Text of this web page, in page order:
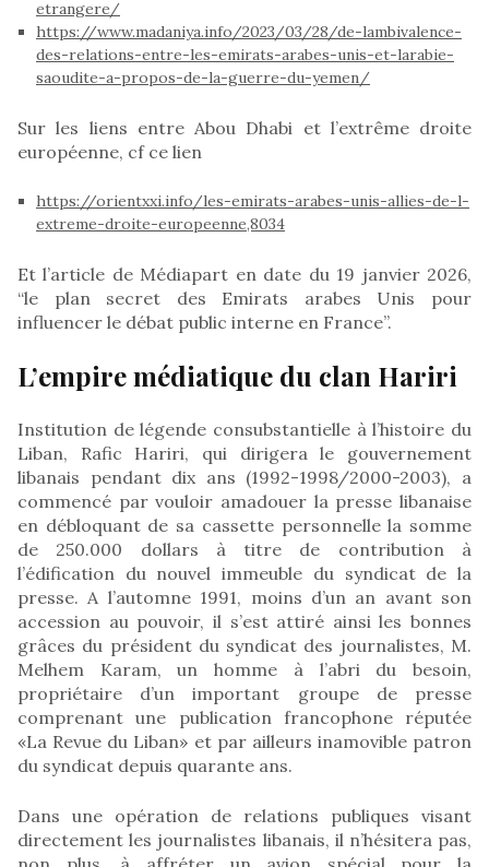
etrangere/
https://www.madaniya.info/2023/03/28/de-lambivalence-
des-relations-entre-les-emirats-arabes-unis-et-larabie-
saoudite-a-propos-de-la-guerre-du-yemen/
Sur les liens entre Abou Dhabi et l’extrême droite
européenne, cf ce lien
https://orientxxi.info/les-emirats-arabes-unis-allies-de-l-
extreme-droite-europeenne,8034
Et l’article de Médiapart en date du 19 janvier 2026,
“le plan secret des Emirats arabes Unis pour
influencer le débat public interne en France”.
L’empire médiatique du clan Hariri
Institution de légende consubstantielle à l’histoire du
Liban, Rafic Hariri, qui dirigera le gouvernement
libanais pendant dix ans (1992-1998/2000-2003), a
commencé par vouloir amadouer la presse libanaise
en débloquant de sa cassette personnelle la somme
de 250.000 dollars à titre de contribution à
l’édification du nouvel immeuble du syndicat de la
presse. A l’automne 1991, moins d’un an avant son
accession au pouvoir, il s’est attiré ainsi les bonnes
grâces du président du syndicat des journalistes, M.
Melhem Karam, un homme à l’abri du besoin,
propriétaire d’un important groupe de presse
comprenant une publication francophone réputée
«La Revue du Liban» et par ailleurs inamovible patron
du syndicat depuis quarante ans.
Dans une opération de relations publiques visant
directement les journalistes libanais, il n’hésitera pas,